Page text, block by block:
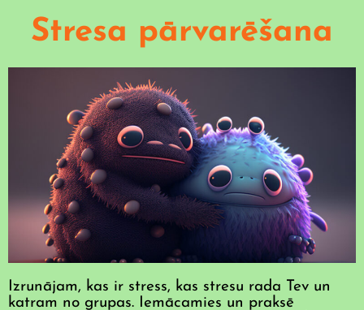
Stresa pārvarēšana
Izrunājam, kas ir stress, kas stresu rada Tev un
katram no grupas. Iemācamies un praksē